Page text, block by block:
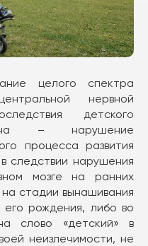
целого спектра
нервной
детского
– нарушение
процесса развития
следствии нарушения
мозге на ранних
на стадии вынашивания
рождения, либо во
слово «детский» в
неизлечимости, не